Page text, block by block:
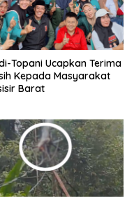
Topani Ucapkan Terima
Kepada Masyarakat
Barat